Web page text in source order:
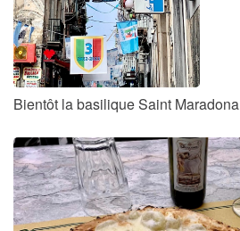
Bientôt la basilique Saint Maradona